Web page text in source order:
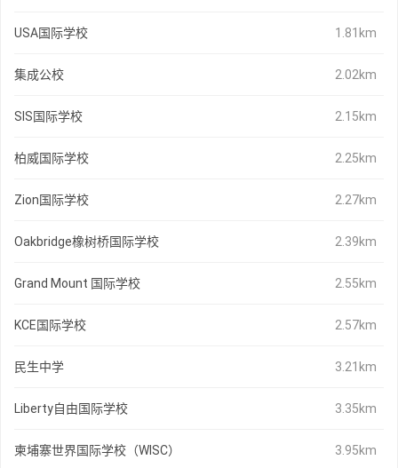
USA国际学校 1.81km
集成公校 2.02km
SIS国际学校 2.15km
柏威国际学校 2.25km
Zion国际学校 2.27km
Oakbridge橡树桥国际学校 2.39km
Grand Mount 国际学校 2.55km
KCE国际学校 2.57km
民生中学 3.21km
Liberty自由国际学校 3.35km
柬埔寨世界国际学校（WISC） 3.95km